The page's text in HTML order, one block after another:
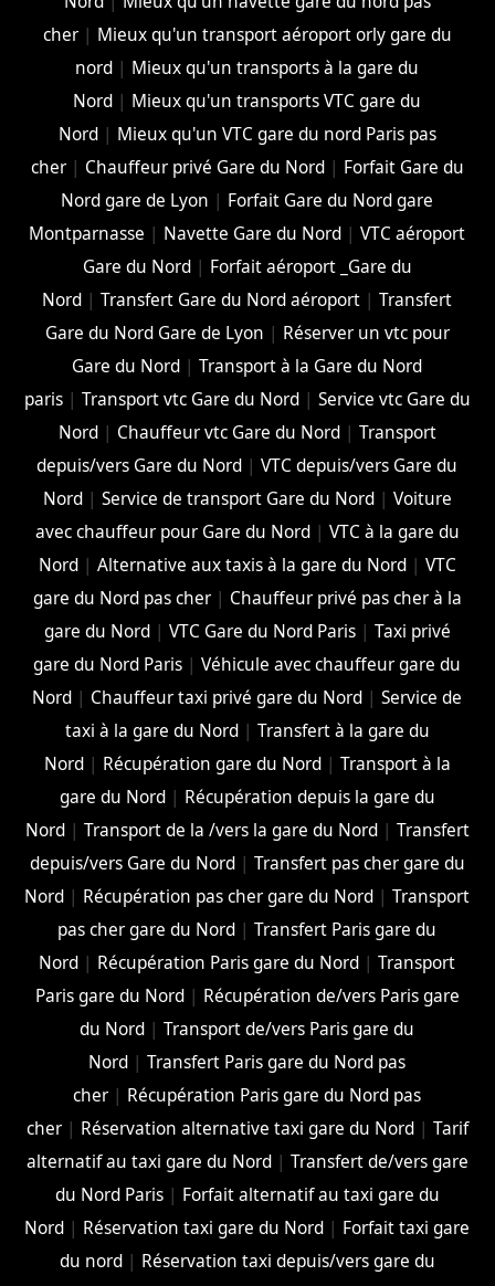
cher| Mieux qu'un transport aéroport orly gare du
nord | Mieux qu'un transports à la gare du
Nord | Mieux qu'un transports VTC gare du
Nord| Mieux qu'un VTC gare du nord Paris pas
cher| Chauffeur privé Gare du Nord| Forfait Gare du
Nord gare de Lyon | Forfait Gare du Nord gare
Montparnasse | Navette Gare du Nord |VTC aéroport
Gare du Nord| Forfait aéroport _Gare du
Nord |Transfert Gare du Nord aéroport |Transfert
Gare du Nord Gare de Lyon | Réserver un vtc pour
Gare du Nord |Transport à la Gare du Nord
paris| Transport vtc Gare du Nord| Service vtc Gare du
Nord| Chauffeur vtc Gare du Nord| Transport
depuis/vers Gare du Nord |VTC depuis/vers Gare du
Nord| Service de transport Gare du Nord| Voiture
avec chauffeur pour Gare du Nord| VTC à la gare du
Nord| Alternative aux taxis à la gare du Nord| VTC
gare du Nord pas cher| Chauffeur privé pas cher à la
gare du Nord| VTC Gare du Nord Paris| Taxi privé
gare du Nord Paris |Véhicule avec chauffeur gare du
Nord | Chauffeur taxi privé gare du Nord |Service de
taxi à la gare du Nord| Transfert à la gare du
Nord| Récupération gare du Nord| Transport à la
gare du Nord| Récupération depuis la gare du
Nord| Transport de la /vers la gare du Nord| Transfert
depuis/vers Gare du Nord| Transfert pas cher gare du
Nord | Récupération pas cher gare du Nord |Transport
pas cher gare du Nord |Transfert Paris gare du
Nord | Récupération Paris gare du Nord |Transport
Paris gare du Nord| Récupération de/vers Paris gare
du Nord |Transport de/vers Paris gare du
Nord |Transfert Paris gare du Nord pas
cher | Récupération Paris gare du Nord pas
cher| Réservation alternative taxi gare du Nord| Tarif
alternatif au taxi gare du Nord| Transfert de/vers gare
du Nord Paris| Forfait alternatif au taxi gare du
Nord | Réservation taxi gare du Nord | Forfait taxi gare
du nord| Réservation taxi depuis/vers gare du